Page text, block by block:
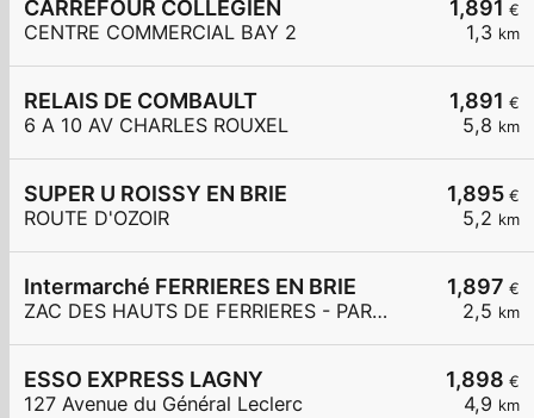
1,891 €
1,3 km
CARREFOUR COLLEGIEN
CENTRE COMMERCIAL BAY 2
1,891 €
5,8 km
RELAIS DE COMBAULT
6 A 10 AV CHARLES ROUXEL
1,895 €
5,2 km
SUPER U ROISSY EN BRIE
ROUTE D'OZOIR
1,897 €
2,5 km
Intermarché FERRIERES EN BRIE
ZAC DES HAUTS DE FERRIERES - PARC DES MERLETTES
1,898 €
4,9 km
ESSO EXPRESS LAGNY
127 Avenue du Général Leclerc